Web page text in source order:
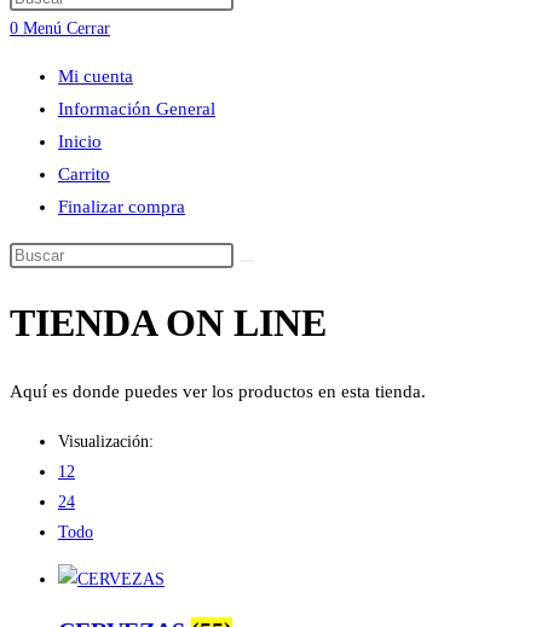
de
la
web
0 Menú Cerrar
Mi cuenta
Información General
Inicio
Carrito
Finalizar compra
Buscar
esta
TIENDA ON LINE
Aquí es donde puedes ver los productos en esta tienda.
Visualización:
12
24
Todo